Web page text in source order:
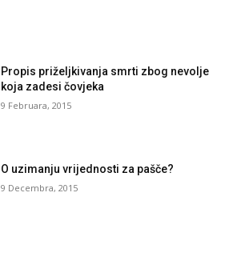
Propis priželjkivanja smrti zbog nevolje
koja zadesi čovjeka
9 Februara, 2015
O uzimanju vrijednosti za pašče?
9 Decembra, 2015